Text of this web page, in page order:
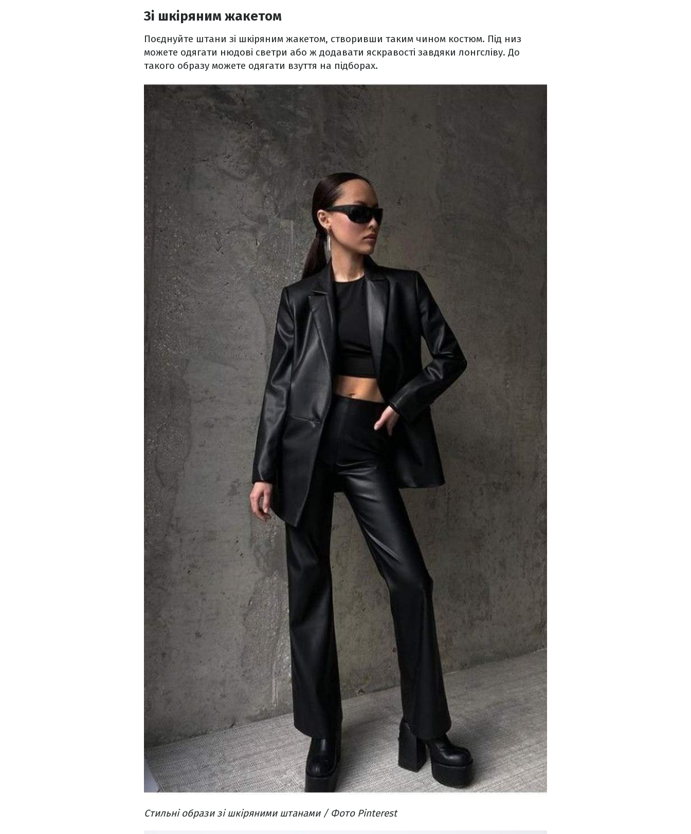
Зі шкіряним жакетом
Поєднуйте штани зі шкіряним жакетом, створивши таким чином костюм. Під низ
можете одягати нюдові светри або ж додавати яскравості завдяки лонгсліву. До
такого образу можете одягати взуття на підборах.
Стильні образи зі шкіряними штанами / Фото Pinterest